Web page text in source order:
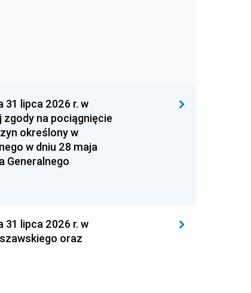
31 lipca 2026 r. w
na pociągnięcie
określony w
w dniu 28 maja
Generalnego
31 lipca 2026 r. w
oraz